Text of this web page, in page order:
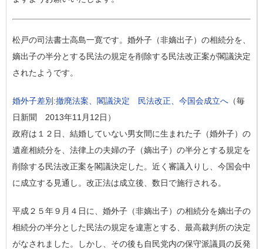
松戸の司法書士高島一寛です。婚外子（非嫡出子）の相続分を、
嫡出子の半分とする民法の規定を削除する民法改正案が閣議決定
されたようです。
婚外子差別:撤廃法案、閣議決定 民法改正、今国会成立へ （毎
日新聞 2013年11月12日）
政府は１２日、結婚していない男女間に生まれた子（婚外子）の
遺産相続分を、法律上の夫婦の子（嫡出子）の半分とする規定を
削除する民法改正案を閣議決定した。近く審議入りし、今国会中
に成立する見通し。改正法は成立後、数日で施行される。
平成２５年９月４日に、 婚外子（非嫡出子）の相続分を嫡出子の
相続分の半分とした民法の規定を違憲とする、最高裁判所の決定
がなされました。しかし、その後も自民党内の保守派議員の反発